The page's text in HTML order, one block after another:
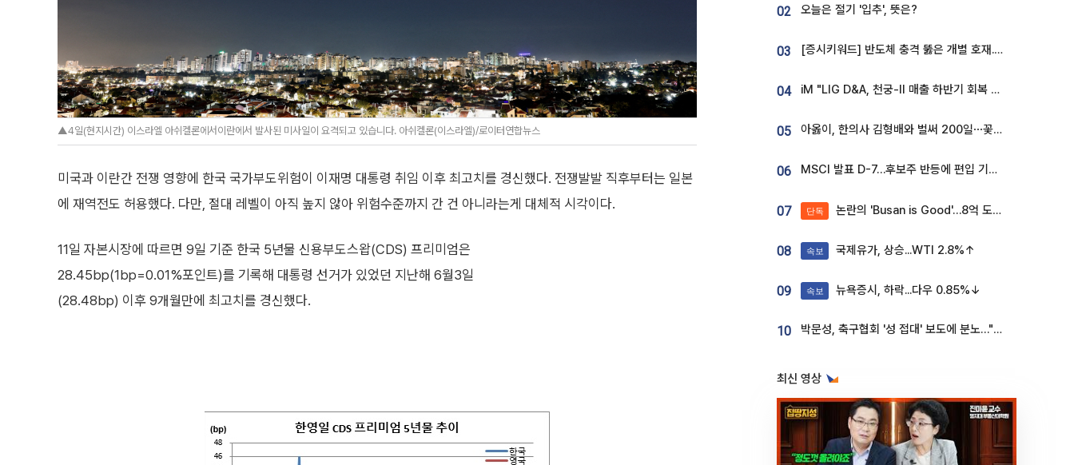
▲4일(현지시간) 이스라엘 아쉬켈론에서이란에서 발사된 미사일이 요격되고 있습니다. 아쉬켈론(이스라엘)/로이터연합뉴스
미국과 이란간 전쟁 영향에 한국 국가부도위험이 이재명 대통령 취임 이후 최고치를 경신했다. 전쟁발발 직후부터는 일본
에 재역전도 허용했다. 다만, 절대 레벨이 아직 높지 않아 위험수준까지 간 건 아니라는게 대체적 시각이다.
11일 자본시장에 따르면 9일 기준 한국 5년물 신용부도스왑(CDS) 프리미엄은
28.45bp(1bp=0.01%포인트)를 기록해 대통령 선거가 있었던 지난해 6월3일
(28.48bp) 이후 9개월만에 최고치를 경신했다.
02 오늘은 절기 '입추', 뜻은?
03 [증시키워드] 반도체 충격 뚫은 개별 호재...포스코퓨처엠·에코프로·한화솔루션 '눈길'
04 iM "LIG D&A, 천궁-II 매출 하반기 회복 전망…방산 톱픽 유지"
05 아옳이, 한의사 김형배와 벌써 200일⋯꽃다발 들고 "프러포즈 아냐"
06 MSCI 발표 D-7…후보주 반등에 편입 기대 재점화
07 단독 논란의 'Busan is Good'…8억 도시브랜드, 용산 대통령실 CI 업체가 수행
08 속보 국제유가, 상승...WTI 2.8%↑
09 속보 뉴욕증시, 하락...다우 0.85%↓
10 박문성, 축구협회 '성 접대' 보도에 분노…"다 말아먹으려고 작정했나"
최신 영상